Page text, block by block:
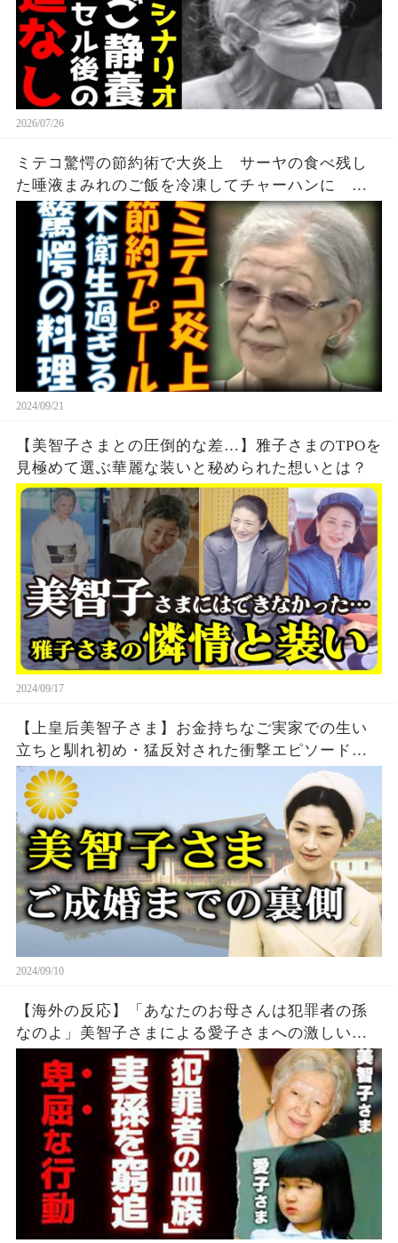
2026/07/26
ミテコ驚愕の節約術で大炎上 サーヤの食べ残し
た唾液まみれのご飯を冷凍してチャーハンに 自
分で作らず大膳課へ無茶振りの実態
2024/09/21
【美智子さまとの圧倒的な差…】雅子さまのTPOを
見極めて選ぶ華麗な装いと秘められた想いとは？
2024/09/17
【上皇后美智子さま】お金持ちなご実家での生い
立ちと馴れ初め・猛反対された衝撃エピソードを
振り返る【皇室】
2024/09/10
【海外の反応】「あなたのお母さんは犯罪者の孫
なのよ」美智子さまによる愛子さまへの激しい対
応に驚愕…